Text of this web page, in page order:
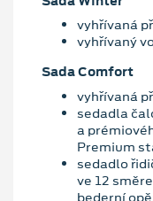
vyhřívaná
vyhřívaný
Sada Comfort
vyhřívaná
sedadla
a
Premium
sedadlo
ve 12
bederní